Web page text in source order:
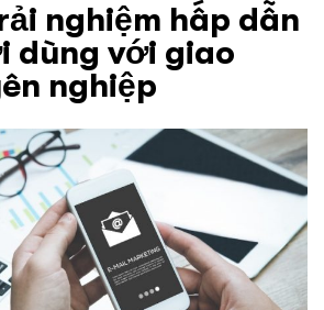
nghiệm hấp dẫn
dùng với giao
nghiệp